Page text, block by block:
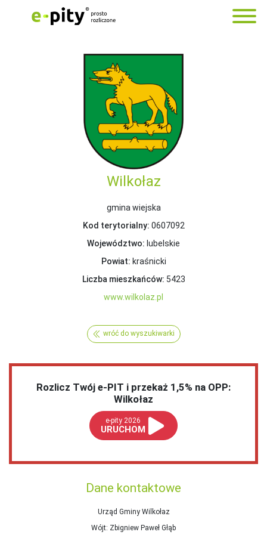
Wilkołaz
gmina wiejska
Kod terytorialny: 0607092
Województwo: lubelskie
Powiat: kraśnicki
Liczba mieszkańców: 5423
www.wilkolaz.pl
wróć do wyszukiwarki
Rozlicz Twój e-PIT i przekaż 1,5% na OPP:
Wilkołaz
e-pity 2026
URUCHOM
Dane kontaktowe
Urząd Gminy Wilkołaz
Wójt: Zbigniew Paweł Głąb